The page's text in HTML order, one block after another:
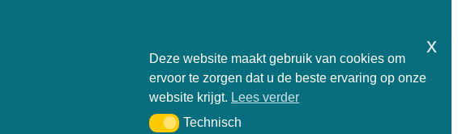
Deze website maakt gebruik van cookies om
ervoor te zorgen dat u de beste ervaring op onze
website krijgt. Lees verder
TechnischTechnisch
x